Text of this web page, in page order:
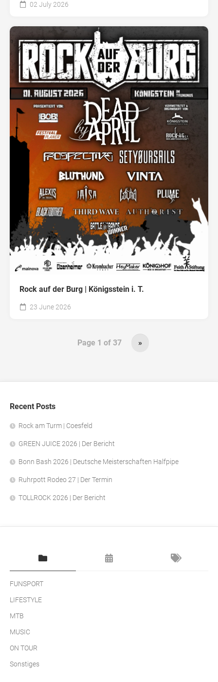
02 July 2026
Rock auf der Burg | Königsstein i. T.
23 June 2026
Page 1 of 37 »
Recent Posts
Rock am Turm | Coesfeld
GREEN JUICE 2026 | Der Bericht
Bonn Bash 2026 | Deutsche Meisterschaften Halfpipe
Ruhrpott Rodeo 27 | Der Termin
TOLLROCK 2026 | Der Bericht
FUNSPORT
LIFESTYLE
MTB
MUSIC
ON TOUR
Sonstiges